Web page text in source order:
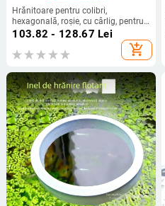
Hrănitoare pentru colibri,
hexagonală, roșie, cu cârlig, pentru
grădină
103.82 - 128.67 Lei
add_shopping_cart